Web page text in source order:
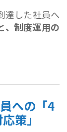
達した社員へ
、制度運用の
への「4
策」